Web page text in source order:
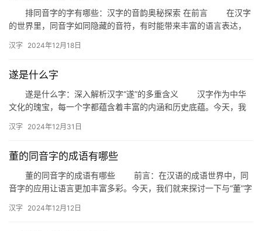
排同音字的字有哪些：汉字的音韵奥秘探索 在前言 在汉字
的世界里，同音字如同隐藏的音符，有时能带来丰富的语言表达，
汉字 2024年12月18日
遂是什么字
遂是什么字：深入解析汉字“遂”的多重含义 汉字作为中华
文化的瑰宝，每一个字都蕴含着丰富的内涵和历史底蕴。今天，我
汉字 2024年12月31日
董的同音字的成语有哪些
董的同音字的成语有哪些 前言：在汉语的成语世界中，同
音字的应用让语言更加丰富多彩。今天，我们就来探讨一下与“董”字
汉字 2024年12月12日